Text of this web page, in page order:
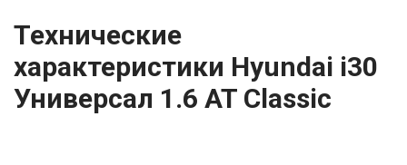
Технические
характеристики Hyundai i30
Универсал 1.6 AT Classic